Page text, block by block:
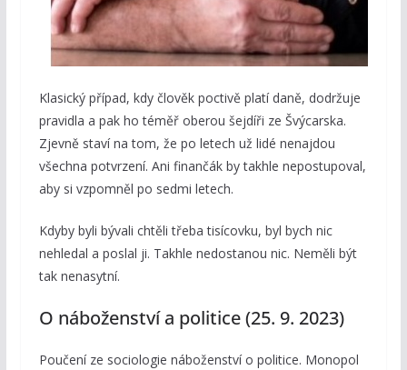
Klasický případ, kdy člověk poctivě platí daně, dodržuje
pravidla a pak ho téměř oberou šejdíři ze Švýcarska.
Zjevně staví na tom, že po letech už lidé nenajdou
všechna potvrzení. Ani finančák by takhle nepostupoval,
aby si vzpomněl po sedmi letech.
Kdyby byli bývali chtěli třeba tisícovku, byl bych nic
nehledal a poslal ji. Takhle nedostanou nic. Neměli být
tak nenasytní.
O náboženství a politice (25. 9. 2023)
Poučení ze sociologie náboženství o politice. Monopol